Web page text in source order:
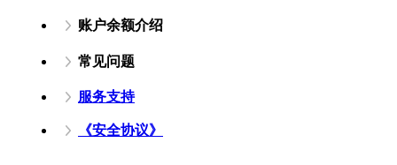
账户余额介绍
常见问题
服务支持
《安全协议》